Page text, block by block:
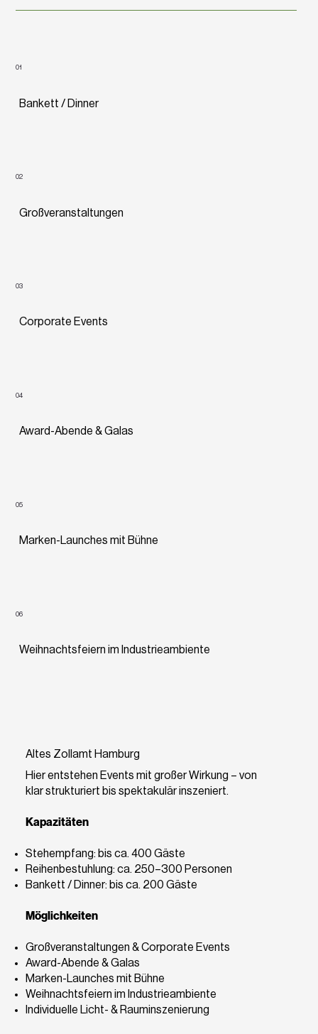
Bankett / Dinner
01
Großveranstaltungen
02
Corporate Events
03
Award-Abende & Galas
04
Marken-Launches mit Bühne
05
Weihnachtsfeiern im Industrieambiente
06
Hier entstehen Events mit großer Wirkung – von
klar strukturiert bis spektakulär inszeniert.
Kapazitäten
Stehempfang: bis ca. 400 Gäste
Reihenbestuhlung: ca. 250–300 Personen
Bankett / Dinner: bis ca. 200 Gäste
Möglichkeiten
Großveranstaltungen & Corporate Events
Award-Abende & Galas
Marken-Launches mit Bühne
Weihnachtsfeiern im Industrieambiente
Individuelle Licht- & Rauminszenierung
Altes Zollamt Hamburg